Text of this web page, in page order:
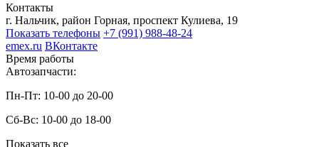
Контакты
г. Нальчик, район Горная, проспект Кулиева, 19
Показать телефоны +7 (991) 988-48-24
emex.ru ВКонтакте
Время работы
Автозапчасти:
Пн-Пт: 10-00 до 20-00
Сб-Вс: 10-00 до 18-00
Показать все